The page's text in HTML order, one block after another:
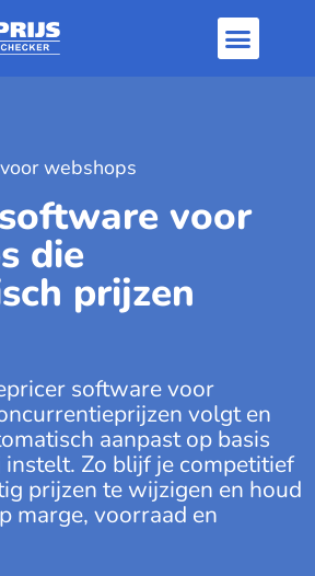
webshops
voor
die
prijzen
software voor
volgt en
aanpast op basis
instelt. Zo blijf je competitief
prijzen te wijzigen en houd
marge, voorraad en